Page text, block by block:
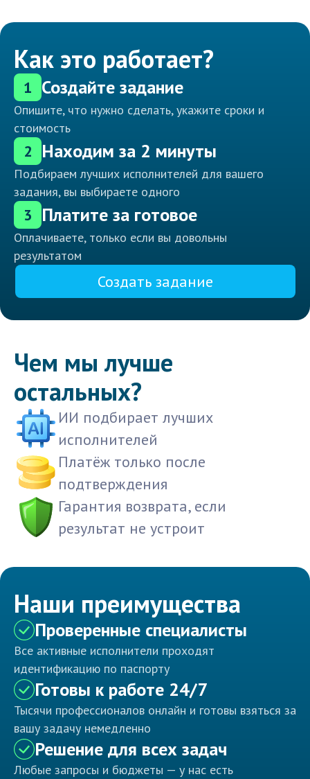
Как это работает?
1 Создайте задание
Опишите, что нужно сделать, укажите сроки и
стоимость
2 Находим за 2 минуты
Подбираем лучших исполнителей для вашего
задания, вы выбираете одного
3 Платите за готовое
Оплачиваете, только если вы довольны
результатом
Создать задание
Чем мы лучше
остальных?
ИИ подбирает лучших
исполнителей
Платёж только после
подтверждения
Гарантия возврата, если
результат не устроит
Наши преимущества
Проверенные специалисты
Все активные исполнители проходят
идентификацию по паспорту
Готовы к работе 24/7
Тысячи профессионалов онлайн и готовы взяться за
вашу задачу немедленно
Решение для всех задач
Любые запросы и бюджеты — у нас есть